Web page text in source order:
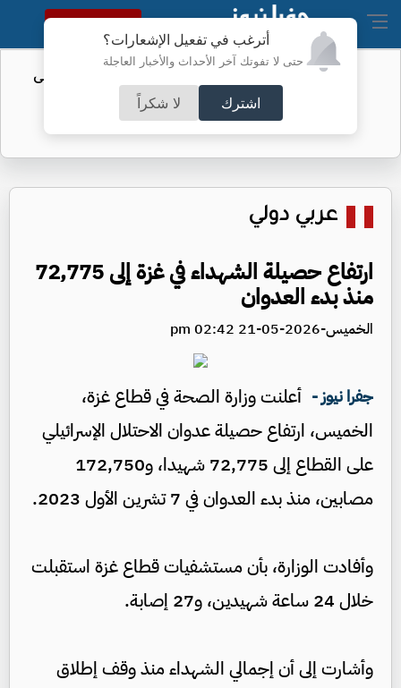
أترغب في تفعيل الإشعارات؟
حتى لا تفوتك آخر الأحداث والأخبار العاجلة
اشترك لا شكراً
النسخة الكاملة
تأجيل مؤتمر تقديم "الزاكي" مدربًا للنشامى
عربي دولي
ارتفاع حصيلة الشهداء في غزة إلى 72,775
منذ بدء العدوان
الخميس-2026-05-21 02:42 pm
جفرا نيوز - أعلنت وزارة الصحة في قطاع غزة،
الخميس، ارتفاع حصيلة عدوان الاحتلال الإسرائيلي
على القطاع إلى 72,775 شهيدا، و172,750
مصابين، منذ بدء العدوان في 7 تشرين الأول 2023.
وأفادت الوزارة، بأن مستشفيات قطاع غزة استقبلت
خلال 24 ساعة شهيدين، و27 إصابة.
وأشارت إلى أن إجمالي الشهداء منذ وقف إطلاق